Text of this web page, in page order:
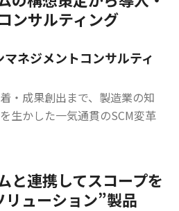
ンサルティング
ネジメントコンサルティ
・成果創出まで、製造業の知
生かした一気通貫のSCM変革
と連携してスコープを
ューション”製品